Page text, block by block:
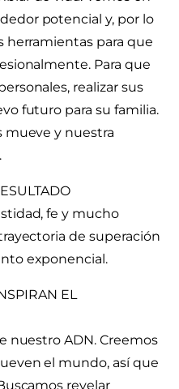
potencial y, por lo
herramientas para que
Para que
realizar sus
futuro para su familia.
mueve y nuestra
fe y mucho
de superación
exponencial.
EL
nuestro ADN. Creemos
el mundo, así que
revelar